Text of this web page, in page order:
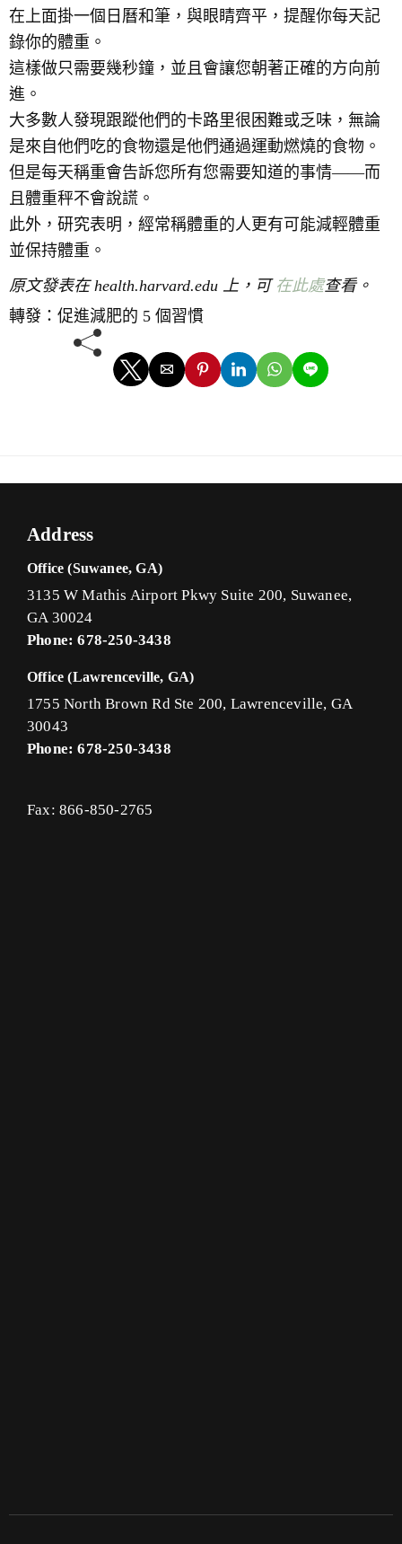
在上面掛一個日曆和筆，與眼睛齊平，提醒你每天記
錄你的體重。
這樣做只需要幾秒鐘，並且會讓您朝著正確的方向前
進。
大多數人發現跟蹤他們的卡路里很困難或乏味，無論
是來自他們吃的食物還是他們通過運動燃燒的食物。
但是每天稱重會告訴您所有您需要知道的事情——而
且體重秤不會說謊。
此外，研究表明，經常稱體重的人更有可能減輕體重
並保持體重。
原文發表在 health.harvard.edu 上，可 在此處查看。
轉發：促進減肥的 5 個習慣
Address
Office (Suwanee, GA)
3135 W Mathis Airport Pkwy Suite 200, Suwanee,
GA 30024
Phone: 678-250-3438
Office (Lawrenceville, GA)
1755 North Brown Rd Ste 200, Lawrenceville, GA
30043
Phone: 678-250-3438
Fax: 866-850-2765